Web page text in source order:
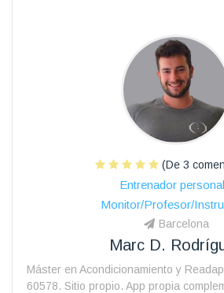
(De 3
Entrenador personal
Monitor/Profesor/
Barcelona
Marc D.
Máster en Acondicionamiento y
60578. Sitio propio. App propia